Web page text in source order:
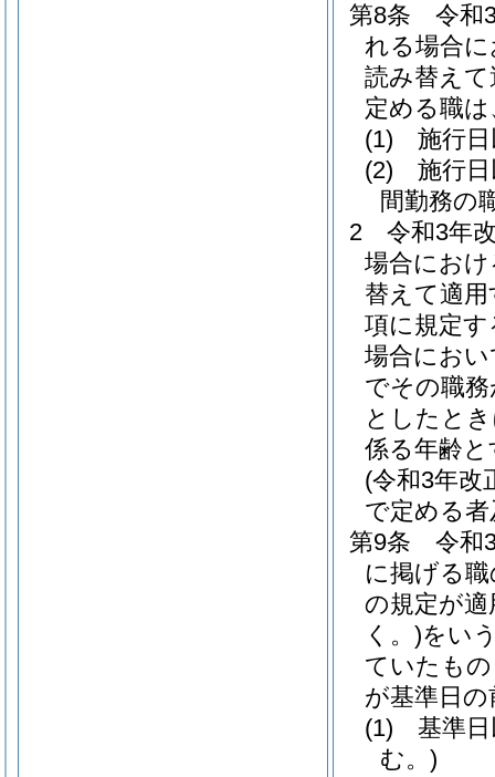
第8条
令和
れる場合
読み替え
定める職
(1)
施行
(2)
施行
間勤務の
2
令和3年
場合にお
替えて適
項に規定
場合にお
でその職
としたと
係る年齢
(令和3年改
で定める
第9条
令和
に掲げる
の規定が
く。)をい
ていたも
が基準日
(1)
基準
む。)